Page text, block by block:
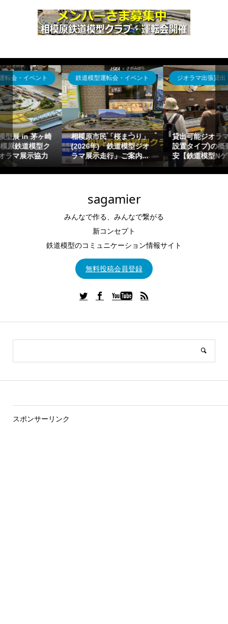
ジオラマ出張貸出
貸出可能ジオラマ(運搬・
設置タイプ)の概要一覧目
安【鉄道模型Nゲージ出...
ジオラマ出張貸出
体験運転走行型～鉄道模
型イベント設営「ジオラ
マ走行」「お祭り向け...
sagamier
みんなで作る、みんなで繋がる
新コンセプト
鉄道模型のコミュニケーション情報サイト
無料投稿会員登録
スポンサーリンク